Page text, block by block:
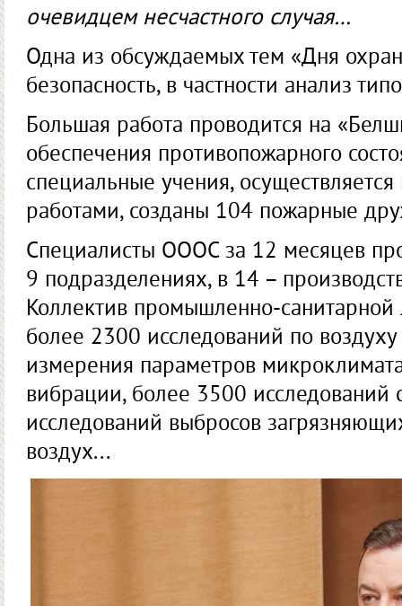
очевидцем несчастного случая…
Одна из обсуждаемых тем «Дня
безопасность, в частности анализ
Большая работа проводится на
обеспечения противопожарного
специальные учения,
работами, созданы 104 пожарные
Специалисты ОООС за 12 месяцев
9 подразделениях, в 14 –
Коллектив промышленно-
более 2300 исследований по
измерения параметров
вибрации, более 3500 исследований
исследований выбросов
воздух...